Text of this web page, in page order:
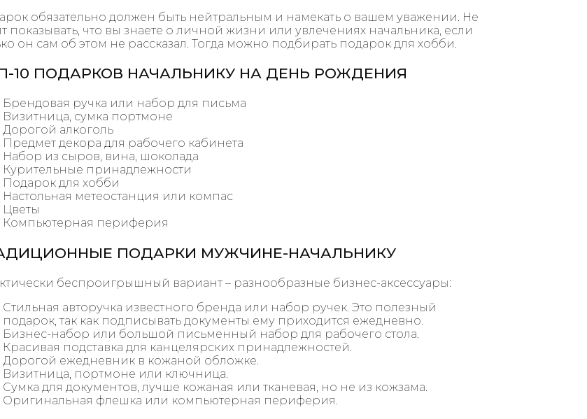
обязательно должен быть нейтральным и намекать о вашем уважении. Не
показывать, что вы знаете о личной жизни или увлечениях начальника, если
он сам об этом не рассказал. Тогда можно подбирать подарок для хобби.
10 ПОДАРКОВ НАЧАЛЬНИКУ НА ДЕНЬ РОЖДЕНИЯ
Брендовая ручка или набор для письма
Визитница, сумка портмоне
Дорогой алкоголь
Предмет декора для рабочего кабинета
Набор из сыров, вина, шоколада
Курительные принадлежности
Подарок для хобби
Настольная метеостанция или компас
Цветы
Компьютерная периферия
ПОДАРКИ МУЖЧИНЕ-НАЧАЛЬНИКУ
беспроигрышный вариант – разнообразные бизнес-аксессуары:
Стильная авторучка известного бренда или набор ручек. Это полезный
подарок, так как подписывать документы ему приходится ежедневно.
Бизнес-набор или большой письменный набор для рабочего стола.
Красивая подставка для канцелярских принадлежностей.
Дорогой ежедневник в кожаной обложке.
Визитница, портмоне или ключница.
Сумка для документов, лучше кожаная или тканевая, но не из кожзама.
Оригинальная флешка или компьютерная периферия.